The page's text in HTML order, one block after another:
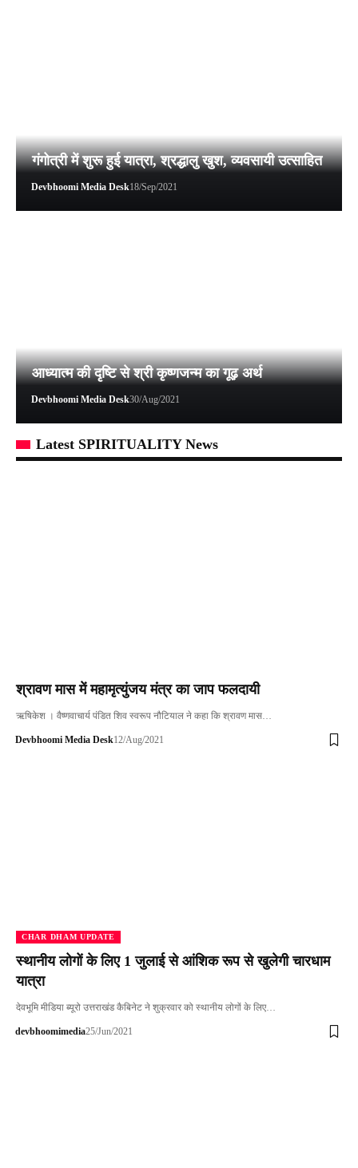
गंगोत्री में शुरू हुई यात्रा, श्रद्धालु खुश, व्यवसायी उत्साहित
Devbhoomi Media Desk18/Sep/2021
आध्यात्म की दृष्टि से श्री कृष्णजन्म का गूढ़ अर्थ
Devbhoomi Media Desk30/Aug/2021
Latest SPIRITUALITY News
श्रावण मास में महामृत्युंजय मंत्र का जाप फलदायी
ऋषिकेश । वैष्णवाचार्य पंडित शिव स्वरूप नौटियाल ने कहा कि श्रावण मास…
Devbhoomi Media Desk12/Aug/2021
CHAR DHAM UPDATE
स्थानीय लोगों के लिए 1 जुलाई से आंशिक रूप से खुलेगी चारधाम
यात्रा
देवभूमि मीडिया ब्यूरो उत्तराखंड कैबिनेट ने शुक्रवार को स्थानीय लोगों के लिए…
devbhoomimedia25/Jun/2021